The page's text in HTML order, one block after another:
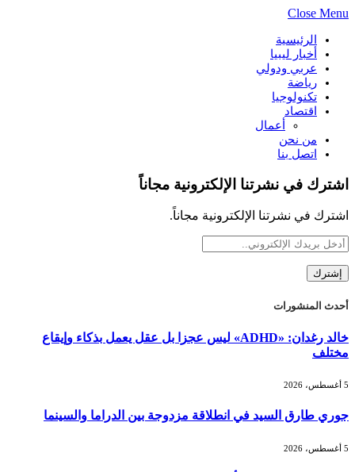
Close Menu
الرئيسية
أخبار ليبيا
عربي ودولي
رياضة
تكنولوجيا
اقتصاد
أعمال
من نحن
اتصل بنا
اشترك في نشرتنا الإلكترونية مجاناً
اشترك في نشرتنا الإلكترونية مجاناً.
أحدث المنشورات
خالد رغدان: «ADHD» ليس عجزا بل عقل يعمل بذكاء وإيقاع
مختلف
جوري طارق السيد في انطلاقة مزدوجة بين الدراما والسينما